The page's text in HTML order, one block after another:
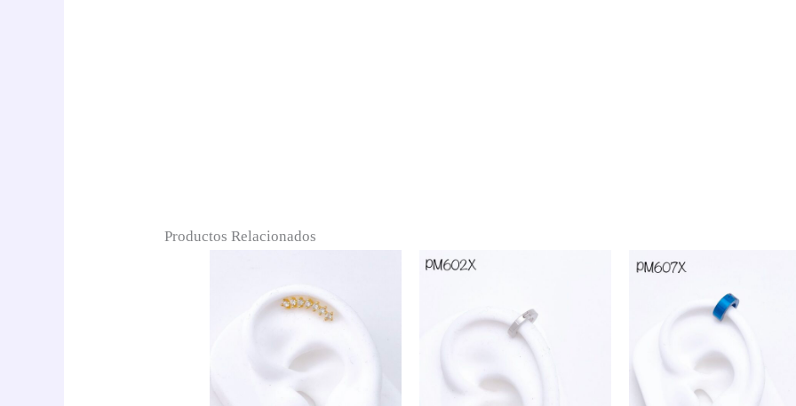
Productos Relacionados